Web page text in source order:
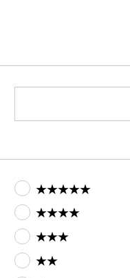
★★★★★
★★★★
★★★
★★